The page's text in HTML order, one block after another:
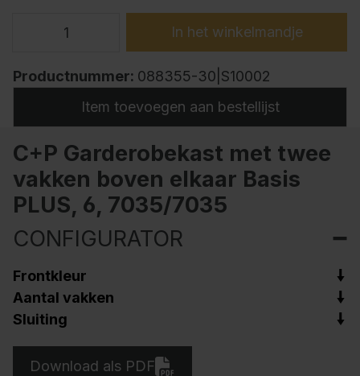
In het winkelmandje
Productnummer: 088355-30|S10002
Item toevoegen aan bestellijst
C+P Garderobekast met twee
vakken boven elkaar Basis
PLUS, 6, 7035/7035
CONFIGURATOR
Frontkleur
Aantal vakken
Sluiting
Download als PDF